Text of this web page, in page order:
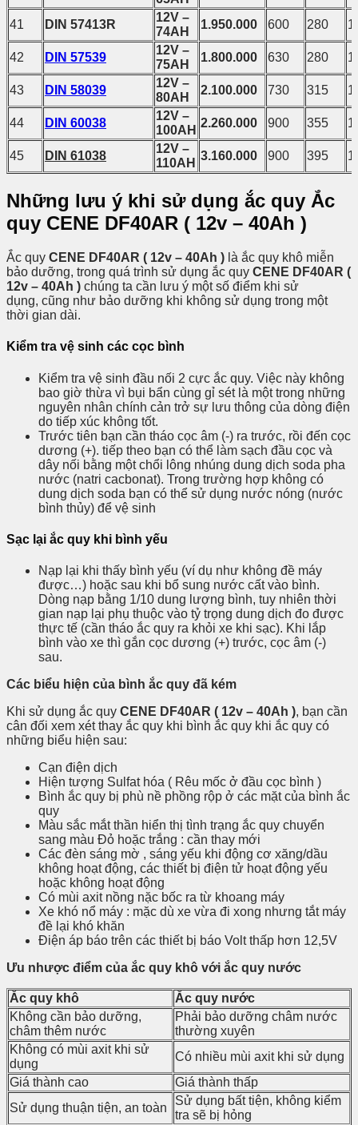
41
DIN 57413R
12V –
74AH
1.950.000 600 280
42 DIN 57539
12V –
75AH
1.800.000 630 280
43 DIN 58039
12V –
80AH
2.100.000 730 315
44 DIN 60038
12V –
100AH
2.260.000 900 355
45 DIN 61038
12V –
110AH
3.160.000 900 395
Những lưu ý khi sử dụng ắc quy Ắc
quy CENE DF40AR ( 12v – 40Ah )
Ắc quy CENE DF40AR ( 12v – 40Ah ) là ắc quy khô miễn
bảo dưỡng, trong quá trình sử dụng ắc quy CENE DF40AR (
12v – 40Ah ) chúng ta cần lưu ý một số điểm khi sử
dụng, cũng như bảo dưỡng khi không sử dụng trong một
thời gian dài.
Kiểm tra vệ sinh các cọc bình
Kiểm tra vệ sinh đầu nối 2 cực ắc quy. Việc này không
bao giờ thừa vì bụi bẩn cùng gỉ sét là một trong những
nguyên nhân chính cản trở sự lưu thông của dòng điện
do tiếp xúc không tốt.
Trước tiên bạn cần tháo cọc âm (-) ra trước, rồi đến cọc
dương (+). tiếp theo bạn có thể làm sạch đầu cọc và
dây nối bằng một chổi lông nhúng dung dịch soda pha
nước (natri cacbonat). Trong trường hợp không có
dung dịch soda bạn có thể sử dụng nước nóng (nước
bình thủy) để vệ sinh
Sạc lại ắc quy khi bình yếu
Nạp lại khi thấy bình yếu (ví dụ như không đề máy
được…) hoặc sau khi bổ sung nước cất vào bình.
Dòng nạp bằng 1/10 dung lượng bình, tuy nhiên thời
gian nạp lại phụ thuộc vào tỷ trọng dung dịch đo được
thực tế (cần tháo ắc quy ra khỏi xe khi sạc). Khi lắp
bình vào xe thì gắn cọc dương (+) trước, cọc âm (-)
sau.
Các biểu hiện của bình ắc quy đã kém
Khi sử dụng ắc quy CENE DF40AR ( 12v – 40Ah ), bạn cần
cân đối xem xét thay ắc quy khi bình ắc quy khi ắc quy có
những biểu hiện sau:
Cạn điện dịch
Hiện tượng Sulfat hóa ( Rêu mốc ở đầu cọc bình )
Bình ắc quy bị phù nề phồng rộp ở các mặt của bình ắc
quy
Màu sắc mắt thần hiển thị tình trạng ắc quy chuyển
sang màu Đỏ hoặc trắng : cần thay mới
Các đèn sáng mờ , sáng yếu khi động cơ xăng/dầu
không hoạt động, các thiết bị điện tử hoạt động yếu
hoặc không hoạt động
Có mùi axit nồng nặc bốc ra từ khoang máy
Xe khó nổ máy : mặc dù xe vừa đi xong nhưng tắt máy
đề lại khó khăn
Điện áp báo trên các thiết bị báo Volt thấp hơn 12,5V
Ưu nhược điểm của ắc quy khô với ắc quy nước
Ắc quy khô
Ắc quy nước
Không cần bảo dưỡng,
châm thêm nước
Phải bảo dưỡng châm nước
thường xuyên
Không có mùi axit khi sử
dụng
Có nhiều mùi axit khi sử dụng
Giá thành cao
Giá thành thấp
Sử dụng thuận tiện, an toàn
Sử dụng bất tiện, không kiểm
tra sẽ bị hỏng